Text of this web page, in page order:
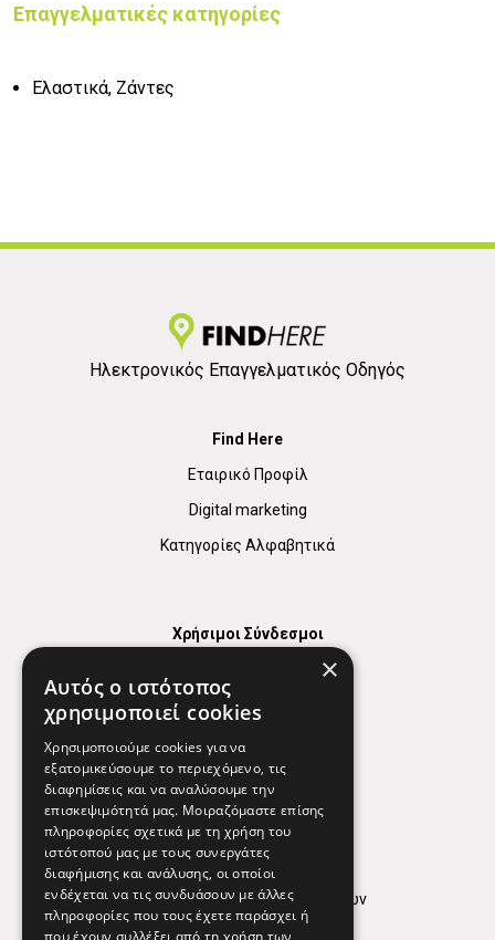
Επαγγελματικές κατηγορίες
Ελαστικά, Ζάντες
Ηλεκτρονικός Επαγγελματικός Οδηγός
Find Here
Εταιρικό Προφίλ
Digital marketing
Κατηγορίες Αλφαβητικά
Χρήσιμοι Σύνδεσμοι
Χρήσιμα Τηλέφωνα
Εφημερεύοντα Φαρμακεία
Απόρρητο
Όροι Χρήσης
Πολιτική προστασίας δεδομένων
Findhere
×
Αυτός ο ιστότοπος
χρησιμοποιεί cookies
Χρησιμοποιούμε cookies για να
εξατομικεύσουμε το περιεχόμενο, τις
διαφημίσεις και να αναλύσουμε την
επισκεψιμότητά μας. Μοιραζόμαστε επίσης
πληροφορίες σχετικά με τη χρήση του
ιστότοπού μας με τους συνεργάτες
διαφήμισης και ανάλυσης, οι οποίοι
ενδέχεται να τις συνδυάσουν με άλλες
πληροφορίες που τους έχετε παράσχει ή
που έχουν συλλέξει από τη χρήση των